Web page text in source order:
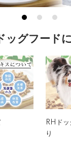
ッグフード
RHド
り